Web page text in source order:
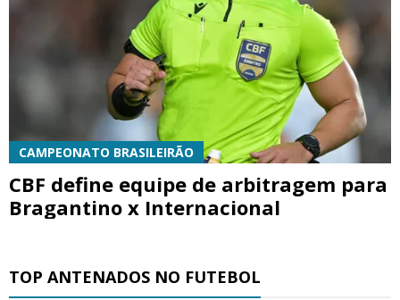
CAMPEONATO BRASILEIRÃO
CBF define equipe de arbitragem para
Bragantino x Internacional
TOP ANTENADOS NO FUTEBOL